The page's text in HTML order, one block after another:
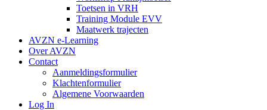
Toetsen in VRH
Training Module EVV
Maatwerk trajecten
AVZN e-Learning
Over AVZN
Contact
Aanmeldingsformulier
Klachtenformulier
Algemene Voorwaarden
Log In